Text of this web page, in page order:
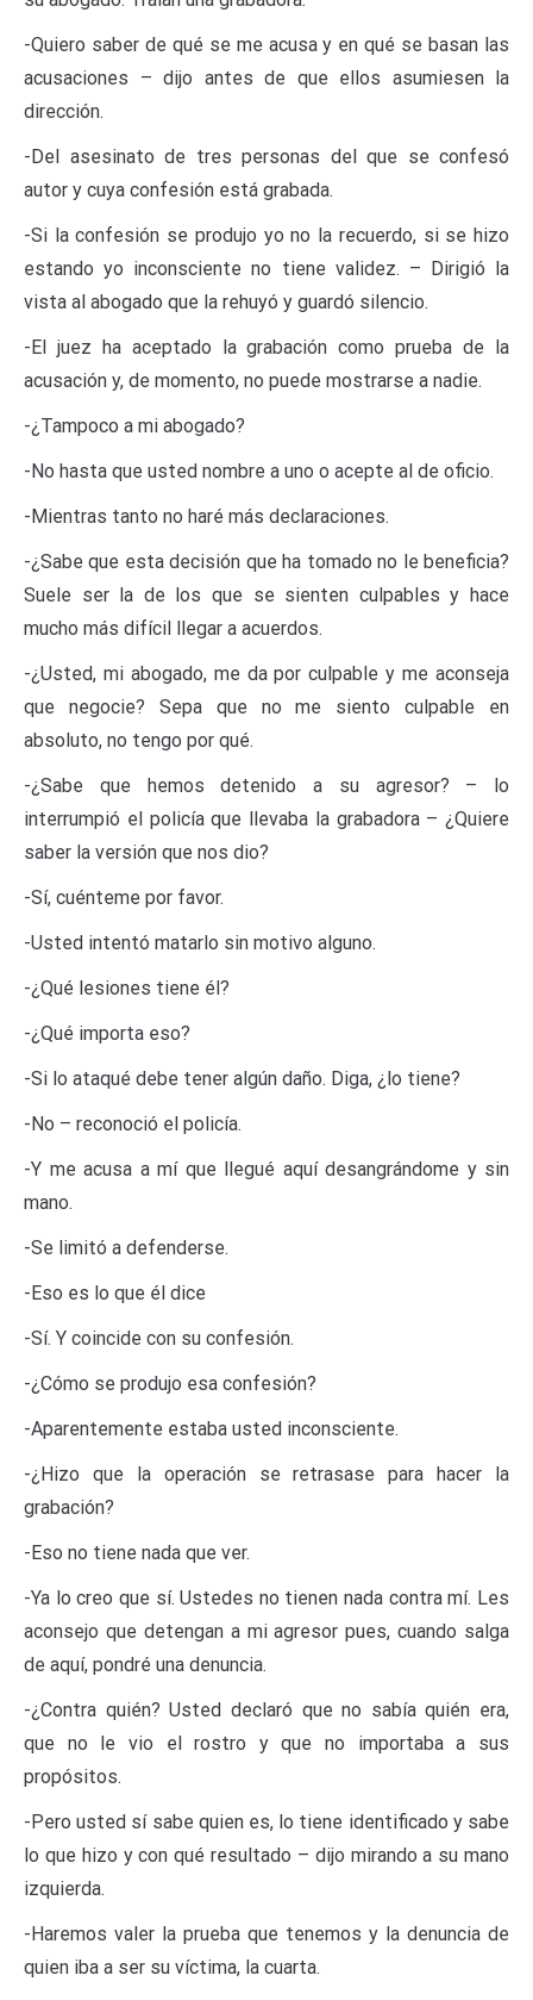
-Quiero saber de qué se me acusa y en qué se basan las
acusaciones – dijo antes de que ellos asumiesen la
dirección.
-Del asesinato de tres personas del que se confesó
autor y cuya confesión está grabada.
-Si la confesión se produjo yo no la recuerdo, si se hizo
estando yo inconsciente no tiene validez. – Dirigió la
vista al abogado que la rehuyó y guardó silencio.
-El juez ha aceptado la grabación como prueba de la
acusación y, de momento, no puede mostrarse a nadie.
-¿Tampoco a mi abogado?
-No hasta que usted nombre a uno o acepte al de oficio.
-Mientras tanto no haré más declaraciones.
-¿Sabe que esta decisión que ha tomado no le beneficia?
Suele ser la de los que se sienten culpables y hace
mucho más difícil llegar a acuerdos.
-¿Usted, mi abogado, me da por culpable y me aconseja
que negocie? Sepa que no me siento culpable en
absoluto, no tengo por qué.
-¿Sabe que hemos detenido a su agresor? – lo
interrumpió el policía que llevaba la grabadora – ¿Quiere
saber la versión que nos dio?
-Sí, cuénteme por favor.
-Usted intentó matarlo sin motivo alguno.
-¿Qué lesiones tiene él?
-¿Qué importa eso?
-Si lo ataqué debe tener algún daño. Diga, ¿lo tiene?
-No – reconoció el policía.
-Y me acusa a mí que llegué aquí desangrándome y sin
mano.
-Se limitó a defenderse.
-Eso es lo que él dice
-Sí. Y coincide con su confesión.
-¿Cómo se produjo esa confesión?
-Aparentemente estaba usted inconsciente.
-¿Hizo que la operación se retrasase para hacer la
grabación?
-Eso no tiene nada que ver.
-Ya lo creo que sí. Ustedes no tienen nada contra mí. Les
aconsejo que detengan a mi agresor pues, cuando salga
de aquí, pondré una denuncia.
-¿Contra quién? Usted declaró que no sabía quién era,
que no le vio el rostro y que no importaba a sus
propósitos.
-Pero usted sí sabe quien es, lo tiene identificado y sabe
lo que hizo y con qué resultado – dijo mirando a su mano
izquierda.
-Haremos valer la prueba que tenemos y la denuncia de
quien iba a ser su víctima, la cuarta.